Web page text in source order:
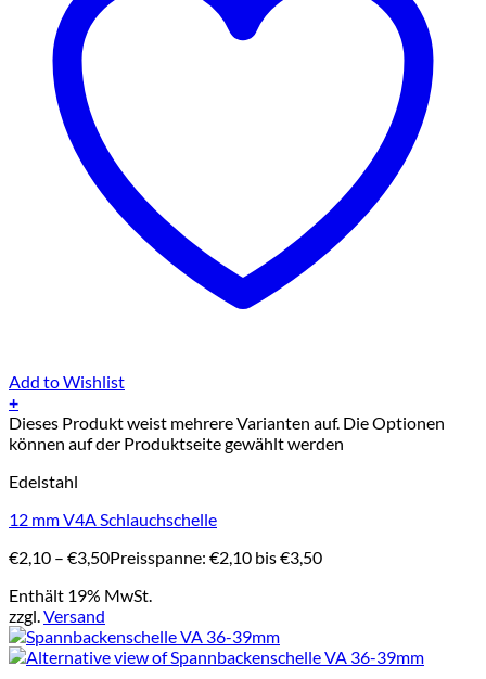
Add to Wishlist
+
Dieses Produkt weist mehrere Varianten auf. Die Optionen
können auf der Produktseite gewählt werden
Edelstahl
12 mm V4A Schlauchschelle
€2,10 – €3,50Preisspanne: €2,10 bis €3,50
Enthält 19% MwSt.
zzgl.Versand